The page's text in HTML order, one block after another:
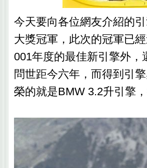
今天要向各位網友介紹的
大獎冠軍，此次的冠軍已
001年度的最佳新引擎外
問世距今六年，而得到引
榮的就是BMW 3.2升引擎